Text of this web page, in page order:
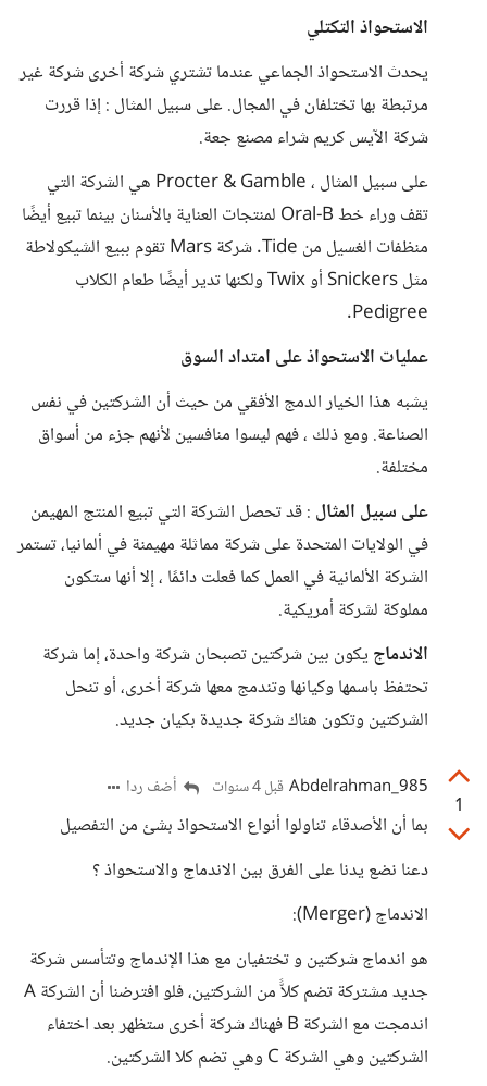
الاستحواذ التكتلي
يحدث الاستحواذ الجماعي عندما تشتري شركة أخرى شركة غير
مرتبطة بها تختلفان في المجال. على سبيل المثال : إذا قررت
شركة الآيس كريم شراء مصنع جعة.
على سبيل المثال ، Procter & Gamble هي الشركة التي
تقف وراء خط Oral-B لمنتجات العناية بالأسنان بينما تبيع أيضًا
منظفات الغسيل من Tide. شركة Mars تقوم ببيع الشيكولاطة
مثل Snickers أو Twix ولكنها تدير أيضًا طعام الكلاب
Pedigree.
عمليات الاستحواذ على امتداد السوق
يشبه هذا الخيار الدمج الأفقي من حيث أن الشركتين في نفس
الصناعة. ومع ذلك ، فهم ليسوا منافسين لأنهم جزء من أسواق
مختلفة.
على سبيل المثال : قد تحصل الشركة التي تبيع المنتج المهيمن
في الولايات المتحدة على شركة مماثلة مهيمنة في ألمانيا، تستمر
الشركة الألمانية في العمل كما فعلت دائمًا ، إلا أنها ستكون
مملوكة لشركة أمريكية.
الاندماج يكون بين شركتين تصبحان شركة واحدة، إما شركة
تحتفظ باسمها وكيانها وتندمج معها شركة أخرى، أو تنحل
الشركتين وتكون هناك شركة جديدة بكيان جديد.
1
Abdelrahman_985 قبل 4 سنوات أضف ردا
بما أن الأصدقاء تناولوا أنواع الاستحواذ بشئ من التفصيل
دعنا نضع يدنا على الفرق بين الاندماج والاستحواذ ؟
الاندماج (Merger):
هو اندماج شركتين و تختفيان مع هذا الإندماج وتتأسس شركة
جديد مشتركة تضم كلاًّ من الشركتين، فلو افترضنا أن الشركة A
اندمجت مع الشركة B فهناك شركة أخرى ستظهر بعد اختفاء
الشركتين وهي الشركة C وهي تضم كلا الشركتين.